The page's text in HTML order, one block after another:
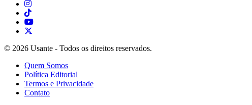
© 2026 Usante - Todos os direitos reservados.
Quem Somos
Política Editorial
Termos e Privacidade
Contato